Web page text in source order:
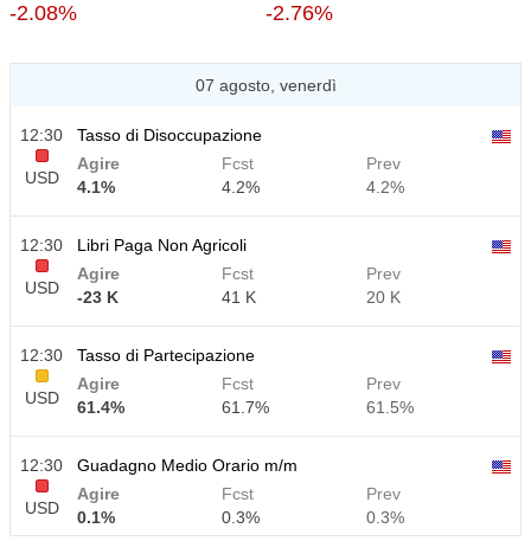
-2.08% -2.76%
07 agosto, venerdì
12:30
USD
Tasso di Disoccupazione
Agire
4.1%
Fcst
4.2%
Prev
4.2%
12:30
USD
Libri Paga Non Agricoli
Agire
-23 K
Fcst
41 K
Prev
20 K
12:30
USD
Tasso di Partecipazione
Agire
61.4%
Fcst
61.7%
Prev
61.5%
12:30
USD
Guadagno Medio Orario m/m
Agire
0.1%
Fcst
0.3%
Prev
0.3%